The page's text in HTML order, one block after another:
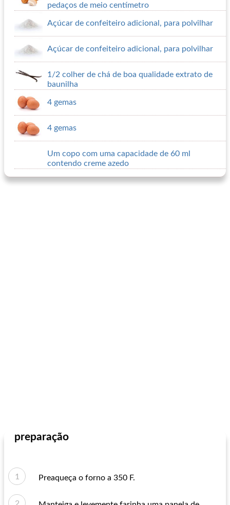
pedaços de meio centímetro
Açúcar de confeiteiro adicional, para polvilhar
Açúcar de confeiteiro adicional, para polvilhar
1/2 colher de chá de boa qualidade extrato de
baunilha
4 gemas
4 gemas
Um copo com uma capacidade de 60 ml
contendo creme azedo
preparação
Preaqueça o forno a 350 F.